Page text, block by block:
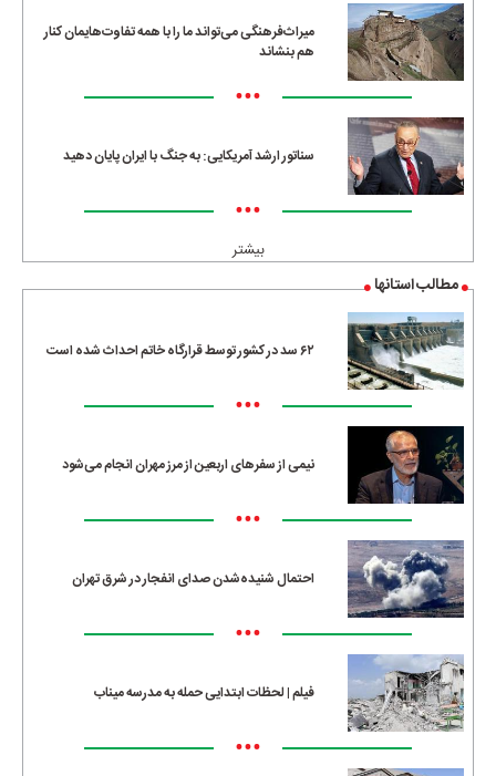
میراث‌فرهنگی می‌تواند ما را با همه تفاوت‌هایمان کنار
هم بنشاند
•••
سناتور ارشد آمریکایی: به جنگ با ایران پایان دهید
•••
بیشتر
مطالب استانها
۶۲ سد در کشور توسط قرارگاه خاتم احداث شده است
•••
نیمی از سفرهای اربعین از مرز مهران انجام می‌شود
•••
احتمال شنیده‌شدن صدای انفجار در شرق تهران
•••
فیلم | لحظات ابتدایی حمله به مدرسه میناب
•••